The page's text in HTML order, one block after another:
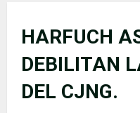
HARFUCH
DEBILITAN
DEL CJNG.